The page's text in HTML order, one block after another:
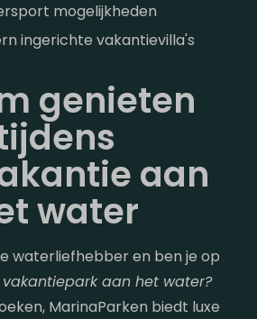
mogelijkheden
ingerichte vakantievilla's
genieten
aan
water
waterliefhebber en ben je op
vakantiepark aan het water?
MarinaParken biedt luxe